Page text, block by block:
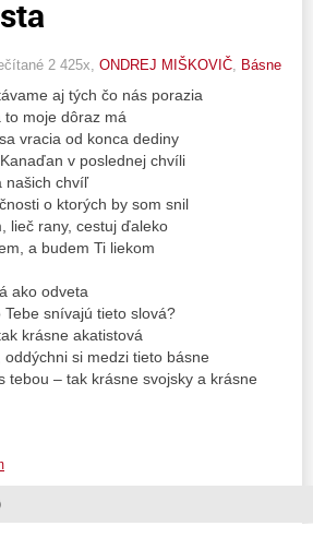
2 425x, ONDREJ MIŠKOVIČ Básne
aj tých čo nás porazia
to moje dôraz má
vracia od konca dediny
v poslednej chvíli
našich chvíľ
o ktorých by som snil
lieč rany, cestuj ďaleko
a budem Ti liekom
ako odveta
snívajú tieto slová?
krásne akatistová
si medzi tieto básne
tebou – tak krásne svojsky a krásne